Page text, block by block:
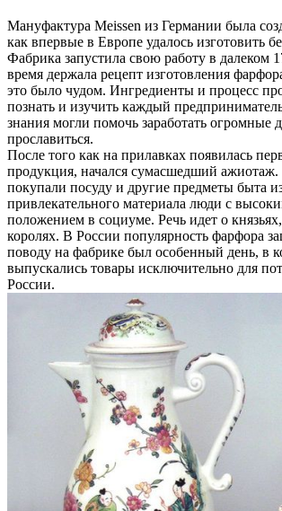
Мануфактура Meissen из Германии была
как впервые в Европе удалось изготовить
Фабрика запустила свою работу в далеком
время держала рецепт изготовления
это было чудом. Ингредиенты и процесс
познать и изучить каждый
знания могли помочь заработать
прославиться.
После того как на прилавках появилась
продукция, начался сумасшедший
покупали посуду и другие предметы быта
привлекательного материала люди с
положением в социуме. Речь идет о
королях. В России популярность фарфора
поводу на фабрике был особенный день, в
выпускались товары исключительно для
России.